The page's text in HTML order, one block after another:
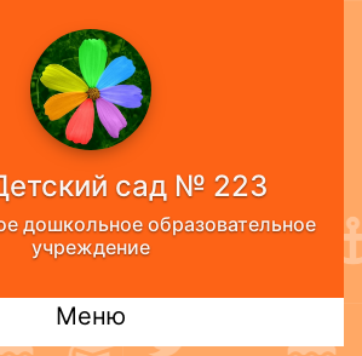
сад № 223
дошкольное образовательное
учреждение
Меню